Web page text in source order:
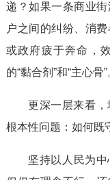
递？如果一条商业
户之间的纠纷、消
或政府疲于奔命，
的“黏合剂”和“主心骨”
更深一层来看
根本性问题：如何既
坚持以人民为